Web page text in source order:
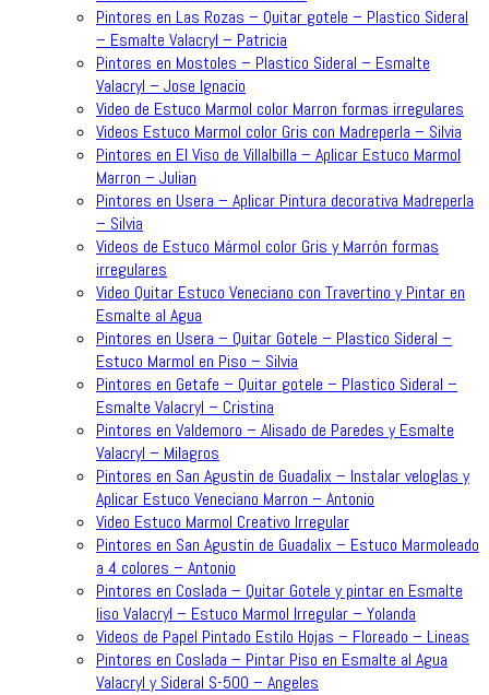
Pintores en Las Rozas – Quitar gotele – Plastico Sideral
– Esmalte Valacryl – Patricia
Pintores en Mostoles – Plastico Sideral – Esmalte
Valacryl – Jose Ignacio
Video de Estuco Marmol color Marron formas irregulares
Videos Estuco Marmol color Gris con Madreperla – Silvia
Pintores en El Viso de Villalbilla – Aplicar Estuco Marmol
Marron – Julian
Pintores en Usera – Aplicar Pintura decorativa Madreperla
– Silvia
Videos de Estuco Mármol color Gris y Marrón formas
irregulares
Video Quitar Estuco Veneciano con Travertino y Pintar en
Esmalte al Agua
Pintores en Usera – Quitar Gotele – Plastico Sideral –
Estuco Marmol en Piso – Silvia
Pintores en Getafe – Quitar gotele – Plastico Sideral –
Esmalte Valacryl – Cristina
Pintores en Valdemoro – Alisado de Paredes y Esmalte
Valacryl – Milagros
Pintores en San Agustin de Guadalix – Instalar veloglas y
Aplicar Estuco Veneciano Marron – Antonio
Video Estuco Marmol Creativo Irregular
Pintores en San Agustin de Guadalix – Estuco Marmoleado
a 4 colores – Antonio
Pintores en Coslada – Quitar Gotele y pintar en Esmalte
liso Valacryl – Estuco Marmol Irregular – Yolanda
Videos de Papel Pintado Estilo Hojas – Floreado – Lineas
Pintores en Coslada – Pintar Piso en Esmalte al Agua
Valacryl y Sideral S-500 – Angeles